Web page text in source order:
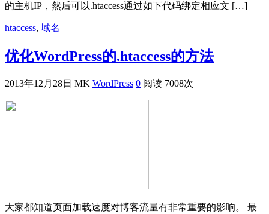
的主机IP，然后可以.htaccess通过如下代码绑定相应文 […]
htaccess, 域名
优化WordPress的.htaccess的方法
2013年12月28日 MK WordPress 0 阅读 7008次
大家都知道页面加载速度对博客流量有非常重要的影响。 最